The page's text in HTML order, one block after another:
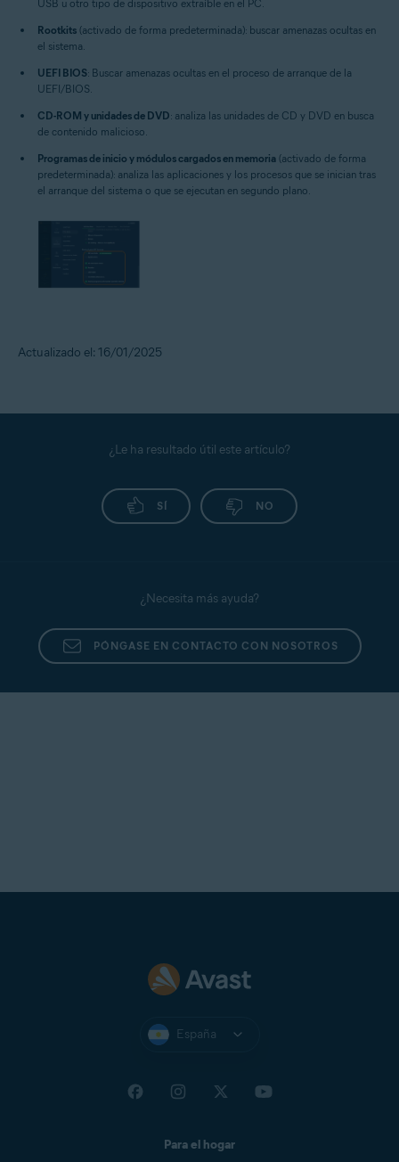
USB u otro tipo de dispositivo extraíble en el PC.
Rootkits (activado de forma predeterminada): buscar amenazas ocultas en
el sistema.
UEFI BIOS: Buscar amenazas ocultas en el proceso de arranque de la
UEFI/BIOS.
CD-ROM y unidades de DVD: analiza las unidades de CD y DVD en busca
de contenido malicioso.
Programas de inicio y módulos cargados en memoria (activado de forma
predeterminada): analiza las aplicaciones y los procesos que se inician tras
el arranque del sistema o que se ejecutan en segundo plano.
Actualizado el: 16/01/2025
¿Le ha resultado útil este artículo?
SÍ NO
¿Necesita más ayuda?
PÓNGASE EN CONTACTO CON NOSOTROS
España
Para el hogar